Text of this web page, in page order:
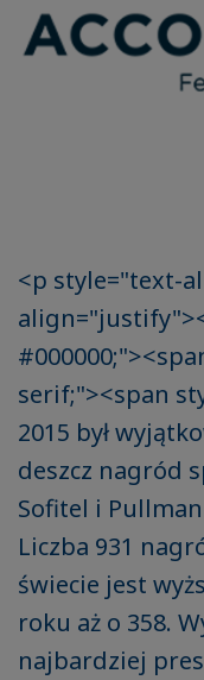
<p style="text-
serif;"><span
2015 był
deszcz nagród
Sofitel i
Liczba 931
świecie jest
roku aż o 358.
najbardziej